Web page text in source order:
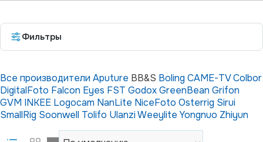
Фильтры
Все производители Aputure BB&S Boling CAME-TVColbor
DigitalFoto Falcon Eyes FST GodoxGreenBean Grifon
GVM INKEE Logocam NanLite NiceFoto Osterrig Sirui
SmallRig Soonwell Tolifo UlanziWeeylite Yongnuo Zhiyun